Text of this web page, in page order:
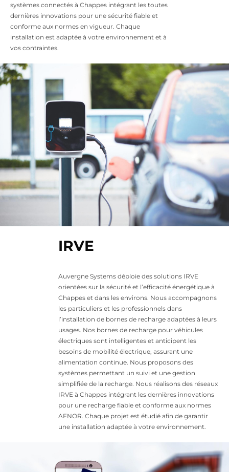
systèmes connectés à Chappes intégrant les toutes
dernières innovations pour une sécurité fiable et
conforme aux normes en vigueur. Chaque
installation est adaptée à votre environnement et à
vos contraintes.
IRVE
Auvergne Systems déploie des solutions IRVE
orientées sur la sécurité et l’efficacité énergétique à
Chappes et dans les environs. Nous accompagnons
les particuliers et les professionnels dans
l’installation de bornes de recharge adaptées à leurs
usages. Nos bornes de recharge pour véhicules
électriques sont intelligentes et anticipent les
besoins de mobilité électrique, assurant une
alimentation continue. Nous proposons des
systèmes permettant un suivi et une gestion
simplifiée de la recharge. Nous réalisons des réseaux
IRVE à Chappes intégrant les dernières innovations
pour une recharge fiable et conforme aux normes
AFNOR. Chaque projet est étudié afin de garantir
une installation adaptée à votre environnement.